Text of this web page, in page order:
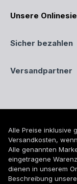
Unsere
Sicher bezahlen
Versandpartner
Alle Preise inklusive
Versandkosten,
Alle genannten
eingetragene
dienen in unserem
Beschreibung